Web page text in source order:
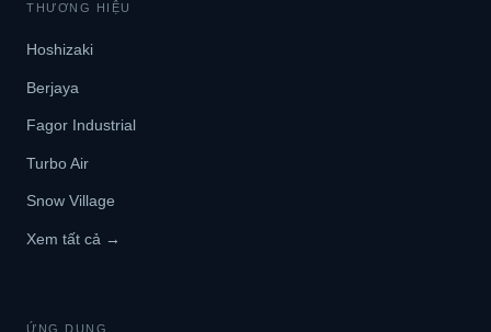
THƯƠNG HIỆU
Hoshizaki
Berjaya
Fagor Industrial
Turbo Air
Snow Village
Xem tất cả →
ỨNG DỤNG